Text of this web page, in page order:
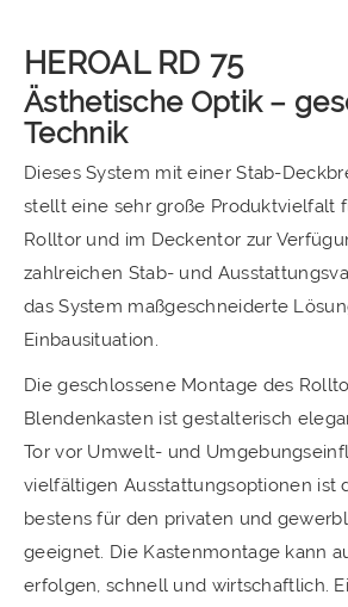
HEROAL RD 75
Ästhetische Optik –
Technik
Dieses System mit einer Stab-
stellt eine sehr große Produktvielfalt
Rolltor und im Deckentor zur
zahlreichen Stab- und
das System maßgeschneiderte
Einbausituation.
Die geschlossene Montage des
Blendenkasten ist gestalterisch
Tor vor Umwelt- und
vielfältigen Ausstattungsoptionen ist
bestens für den privaten und
geeignet. Die Kastenmontage kann
erfolgen, schnell und wirtschaftlich.